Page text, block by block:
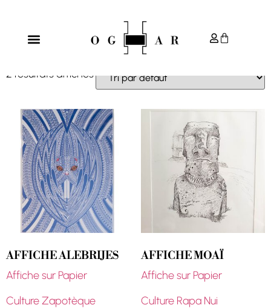
L'ART DU PAPIER
2 résultats affichés
AFFICHE ALEBRIJES
Affiche sur Papier
Culture Zapotèque
AFFICHE MOAÏ
Affiche sur Papier
Culture Rapa Nui